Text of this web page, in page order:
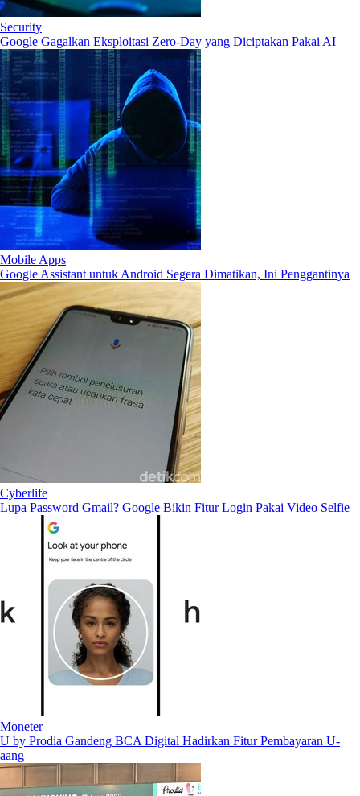
Security
Google Gagalkan Eksploitasi Zero-Day yang Diciptakan Pakai AI
Mobile Apps
Google Assistant untuk Android Segera Dimatikan, Ini Penggantinya
Cyberlife
Lupa Password Gmail? Google Bikin Fitur Login Pakai Video Selfie
Moneter
U by Prodia Gandeng BCA Digital Hadirkan Fitur Pembayaran U-
aang